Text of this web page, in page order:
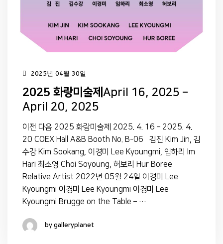
2025년 04월 30일
2025 화랑미술제 April 16, 2025 –
April 20, 2025
이전 다음 2025 화랑미술제 2025. 4. 16 – 2025. 4.
20 COEX Hall A&B Booth No. B-06 김진 Kim Jin, 김
수강 Kim Sookang, 이경미 Lee Kyoungmi, 임하리 Im
Hari 최소영 Choi Soyoung, 허보리 Hur Boree
Relative Artist 2022년 05월 24일 이경미 Lee
Kyoungmi 이경미 Lee Kyoungmi 이경미 Lee
Kyoungmi Brugge on the Table – …
by galleryplanet